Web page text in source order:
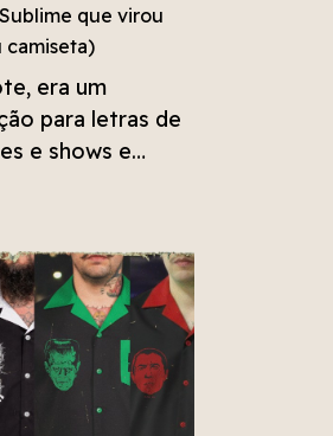
que virou
camiseta)
era um
para letras de
e shows e
Lou Dog, o
camiseta da